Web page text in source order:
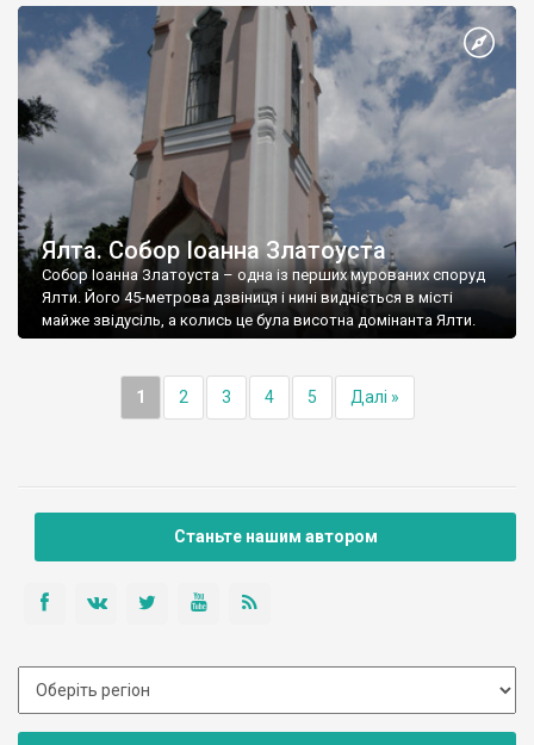
Ялта. Собор Іоанна Златоуста
Собор Іоанна Златоуста – одна із перших мурованих споруд
Ялти. Його 45-метрова дзвіниця і нині видніється в місті
майже звідусіль, а колись це була висотна домінанта Ялти.
1 2 3 4 5 Далі »
Станьте нашим автором